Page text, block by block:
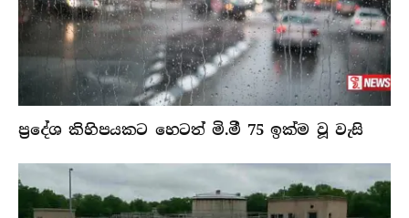
ප්‍රදේශ කිහිපයකට හෙටත් මි.මී 75 ඉක්ම වූ වැසි